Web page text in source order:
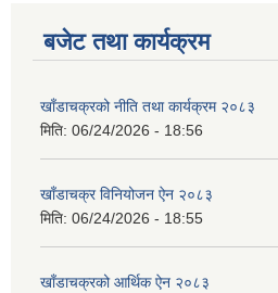
बजेट तथा कार्यक्रम
खाँडाचक्रको नीति तथा कार्यक्रम २०८३
मिति: 06/24/2026 - 18:56
खाँडाचक्र विनियोजन ऐन २०८३
मिति: 06/24/2026 - 18:55
खाँडाचक्रको आर्थिक ऐन २०८३